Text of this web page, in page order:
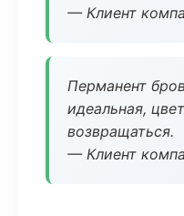
— Клиент
Перманент
идеальная,
возвращаться.
— Клиент